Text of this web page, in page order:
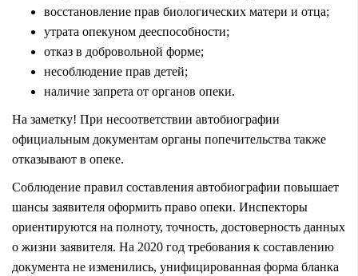
восстановление прав биологических матери и отца;
утрата опекуном дееспособности;
отказ в добровольной форме;
несоблюдение прав детей;
наличие запрета от органов опеки.
На заметку! При несоответствии автобиографии
официальным документам органы попечительства также
отказывают в опеке.
Соблюдение правил составления автобиографии повышает
шансы заявителя оформить право опеки. Инспекторы
ориентируются на полноту, точность, достоверность данных
о жизни заявителя. На 2020 год требования к составлению
документа не изменились, унифицированная форма бланка